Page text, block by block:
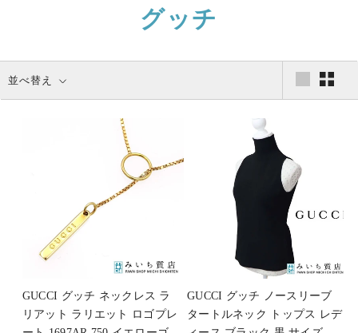
動
す
グッチ
並べ替え
GUCCI グッチ ネックレス ラ
リアット ラリエット ロゴプレ
GUCCI グッチ ノースリーブ
タートルネック トップス レデ